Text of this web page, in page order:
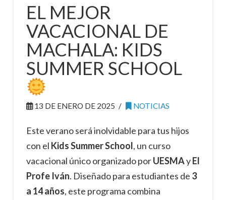
EL MEJOR
VACACIONAL DE
MACHALA: KIDS
SUMMER SCHOOL
13 DE ENERO DE 2025 NOTICIAS
Este verano será inolvidable para tus hijos
con el Kids Summer School, un curso
vacacional único organizado porUESMAyEl
Profe Iván. Diseñado para estudiantes de 3
a 14 años, este programa combina